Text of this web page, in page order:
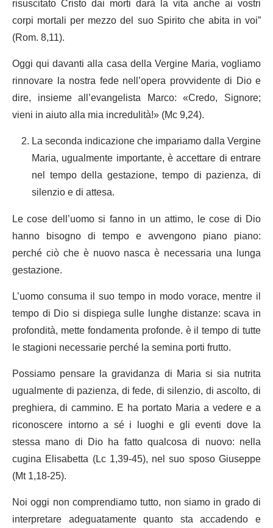
corpi mortali per mezzo del suo Spirito che abita in voi”
(Rom. 8,11).
Oggi qui davanti alla casa della Vergine Maria, vogliamo
rinnovare la nostra fede nell’opera provvidente di Dio e
dire, insieme all’evangelista Marco: «Credo, Signore;
vieni in aiuto alla mia incredulità!» (Mc 9,24).
La seconda indicazione che impariamo dalla Vergine
Maria, ugualmente importante, è accettare di entrare
nel tempo della gestazione, tempo di pazienza, di
silenzio e di attesa.
Le cose dell’uomo si fanno in un attimo, le cose di Dio
hanno bisogno di tempo e avvengono piano piano:
perché ciò che è nuovo nasca è necessaria una lunga
gestazione.
L’uomo consuma il suo tempo in modo vorace, mentre il
tempo di Dio si dispiega sulle lunghe distanze: scava in
profondità, mette fondamenta profonde. è il tempo di tutte
le stagioni necessarie perché la semina porti frutto.
Possiamo pensare la gravidanza di Maria si sia nutrita
ugualmente di pazienza, di fede, di silenzio, di ascolto, di
preghiera, di cammino. E ha portato Maria a vedere e a
riconoscere intorno a sé i luoghi e gli eventi dove la
stessa mano di Dio ha fatto qualcosa di nuovo: nella
cugina Elisabetta (Lc 1,39-45), nel suo sposo Giuseppe
(Mt 1,18-25).
Noi oggi non comprendiamo tutto, non siamo in grado di
interpretare adeguatamente quanto sta accadendo e